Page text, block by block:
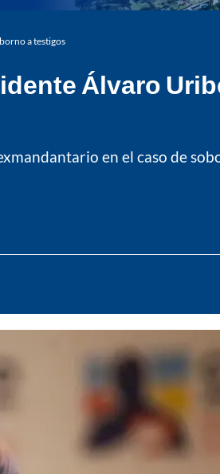
a testigos
Álvaro
en el caso de